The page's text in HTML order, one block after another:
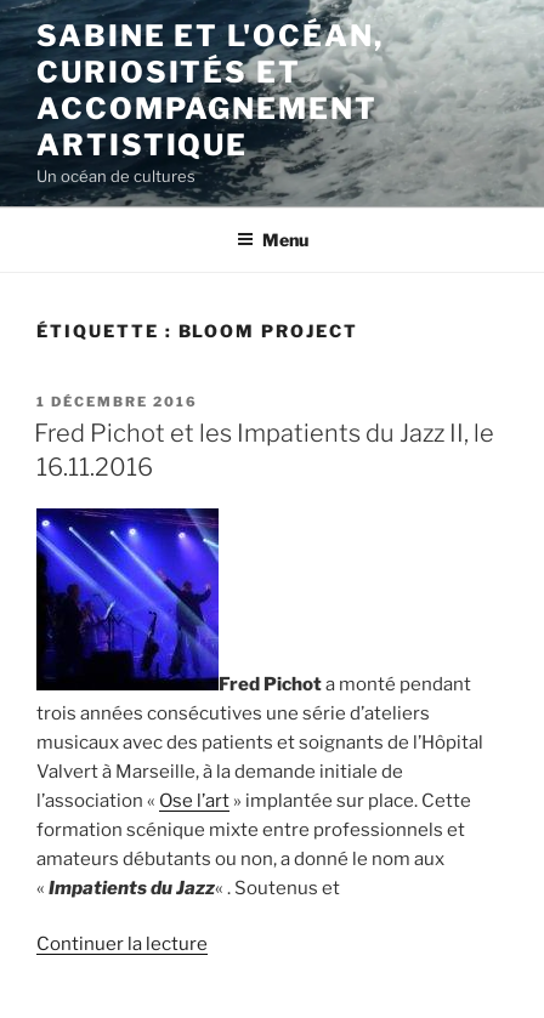
Aller
au
contenu
principal
SABINE ET L'OCÉAN,
CURIOSITÉS ET
ACCOMPAGNEMENT
ARTISTIQUE
Un océan de cultures
Menu
ÉTIQUETTE : BLOOM PROJECT
PUBLIÉ
LE
1 DÉCEMBRE 2016
Fred Pichot et les Impatients du Jazz II, le
16.11.2016
Fred Pichota monté pendant
trois années consécutives une série d’ateliers
musicaux avec des patients et soignants de l’Hôpital
Valvert à Marseille, à la demande initiale de
l’association « Ose l’art » implantée sur place. Cette
formation scénique mixte entre professionnels et
amateurs débutants ou non, a donné le nom aux
« Impatients du Jazz« . Soutenus et
Continuer la lecture